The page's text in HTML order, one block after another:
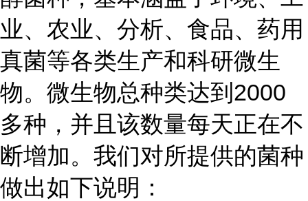
业、农业、分析、食品、药用
真菌等各类生产和科研微生
物。微生物总种类达到2000
多种，并且该数量每天正在不
断增加。我们对所提供的菌种
做出如下说明：